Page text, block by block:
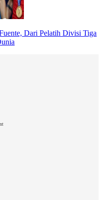
Dari Pelatih Divisi Tiga